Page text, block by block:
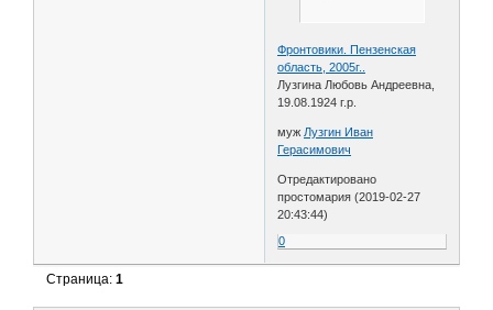
Фронтовики. Пензенская
область, 2005г..
Лузгина Любовь Андреевна,
19.08.1924 г.р.
муж Лузгин Иван
Герасимович
Отредактировано
простомария (2019-02-27
20:43:44)
0
Страница:1